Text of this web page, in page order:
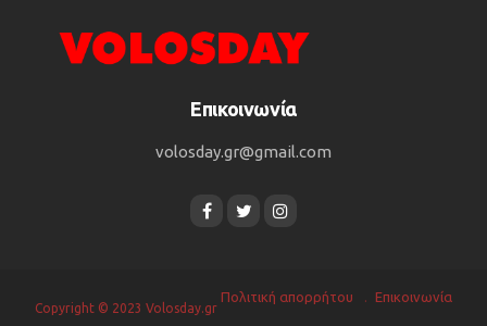
Επικοινωνία
volosday.gr@gmail.com
Copyright © 2023 Volosday.gr
Πολιτική απορρήτου Επικοινωνία